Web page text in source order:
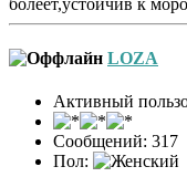
болеет,устойчив к
LOZA
Активный
Сообщений: 317
Пол: